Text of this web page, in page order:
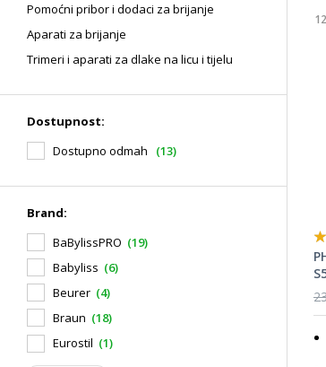
Pomoćni pribor i dodaci za brijanje
Aparati za brijanje
Trimeri i aparati za dlake na licu i tijelu
Dostupnost:
Dostupno odmah
(13)
Brand:
BaBylissPRO (19)
Babyliss (6)
Beurer (4)
Braun (18)
Eurostil (1)